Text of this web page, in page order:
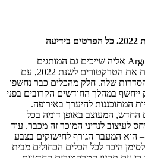
האיטלקייה, חלק מקבוצת Argo אליה שייכים גם המותגים
מק'קורמיק ו-Valpadana – חושפת את הטרקטורים לשנת 2022, עם
שלה. חלק מהכלים כבר נחשפו
ייחשף במהלך החודשים הקרובים בפני
המתוכננות להיערך באירופה.
המעוצב באופן דומה בכל
לעיצוב לנדיני המוכר זה מכבר. עוד
– הוא המעבר הגורף לחישוקים בצבע
היכר לכל הכלים הכחולים מבית